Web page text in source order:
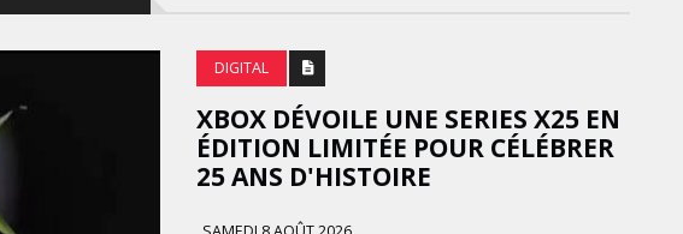
DIGITAL
XBOX DÉVOILE UNE SERIES X25 EN
ÉDITION LIMITÉE POUR CÉLÉBRER
25 ANS D'HISTOIRE
GITEX AFRICA : LES NOUVELLES